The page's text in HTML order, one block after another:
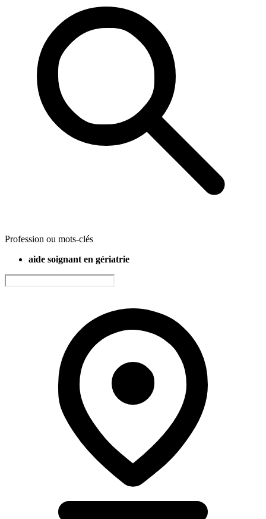
Profession ou mots-clés
aide soignant en gériatrie